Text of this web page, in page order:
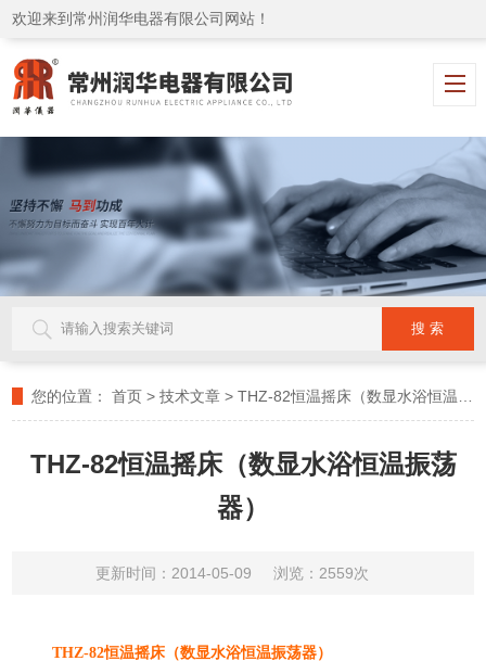
欢迎来到常州润华电器有限公司网站！
您的位置： 首页 >技术文章 >THZ-82恒温摇床（数显水浴恒温振荡器）
THZ-82恒温摇床（数显水浴恒温振荡
器）
更新时间：2014-05-09 浏览：2559次
THZ-82恒温摇床（数显水浴恒温振荡器）